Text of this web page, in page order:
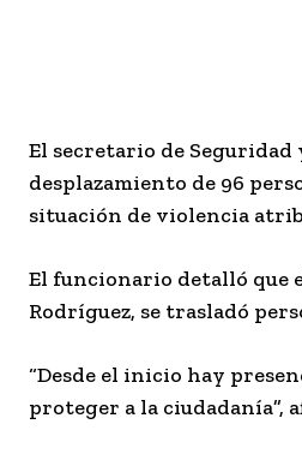
El secretario de
desplazamiento de 96
situación de violencia
El funcionario detalló que
Rodríguez, se trasladó
“Desde el inicio hay
proteger a la ciudadanía”,